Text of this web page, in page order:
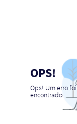
OPS!
Ops! Um erro foi
encontrado.